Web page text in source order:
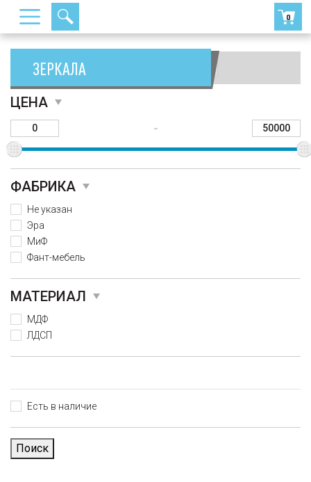
0
ЗЕРКАЛАСортировать:
ЦЕНА
-
ФАБРИКА
Не указан
Эра
МиФ
Фант-мебель
МАТЕРИАЛ
МДФ
ЛДСП
Есть в наличие
Поиск